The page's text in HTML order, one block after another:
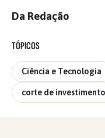
Da Redação
TÓPICOS
Ciência e Tecnologia
corte de